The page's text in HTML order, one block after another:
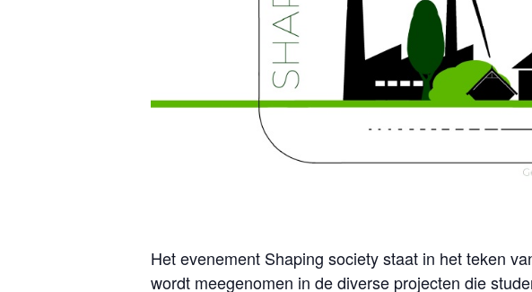
Het evenement Shaping society staat in het teken
wordt meegenomen in de diverse projecten die